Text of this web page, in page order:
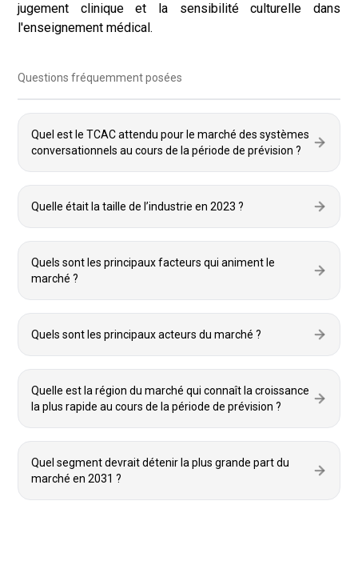
jugement clinique et la sensibilité culturelle dans
l'enseignement médical.
Questions fréquemment posées
Quel est le TCAC attendu pour le marché des systèmes
conversationnels au cours de la période de prévision ?
Quelle était la taille de l’industrie en 2023 ?
Quels sont les principaux facteurs qui animent le
marché ?
Quels sont les principaux acteurs du marché ?
Quelle est la région du marché qui connaît la croissance
la plus rapide au cours de la période de prévision ?
Quel segment devrait détenir la plus grande part du
marché en 2031 ?